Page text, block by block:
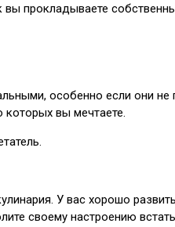
прокладываете
особенно если они
которых вы мечтаете.
У вас хорошо
своему настроению